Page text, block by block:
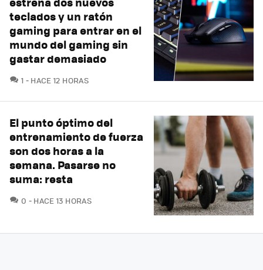
teclados y un ratón
gaming para entrar en el
mundo del gaming sin
gastar demasiado
1 COMENTARIOS
HACE 12 HORAS
El punto óptimo del
entrenamiento de fuerza
son dos horas a la
semana. Pasarse no
suma: resta
0 COMENTARIOS
HACE 13 HORAS